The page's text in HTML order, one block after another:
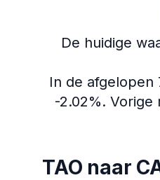
De huidige
In de afgelopen
-2.02%. Vorige
TAO naar